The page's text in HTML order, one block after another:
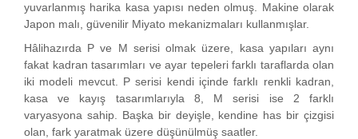
yuvarlanmış harika kasa yapısı neden olmuş. Makine olarak
Japon malı, güvenilir Miyato mekanizmaları kullanmışlar.
Hâlihazırda P ve M serisi olmak üzere, kasa yapıları aynı
fakat kadran tasarımları ve ayar tepeleri farklı taraflarda olan
iki modeli mevcut. P serisi kendi içinde farklı renkli kadran,
kasa ve kayış tasarımlarıyla 8, M serisi ise 2 farklı
varyasyona sahip. Başka bir deyişle, kendine has bir çizgisi
olan, fark yaratmak üzere düşünülmüş saatler.